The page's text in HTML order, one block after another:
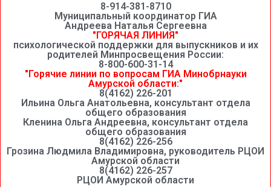
8-914-381-8710
Муниципальный координатор ГИА
Андреева Наталья Сергеевна
"ГОРЯЧАЯ ЛИНИЯ"
психологической поддержки для выпускников и их
родителей Минпросвещения России:
8-800-600-31-14
"Горячие линии по вопросам ГИА Минобрнауки
Амурской области:"
8(4162) 226-201
Ильина Ольга Анатольевна, консультант отдела
общего образования
Кленина Ольга Андреевна, консультант отдела
общего образования
8(4162) 226-256
Грозина Людмила Владимировна, руководитель РЦОИ
Амурской области
8(4162) 226-257
РЦОИ Амурской области